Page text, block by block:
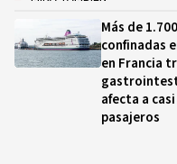
Más de
confinadas
en Francia
afecta a
pasajeros